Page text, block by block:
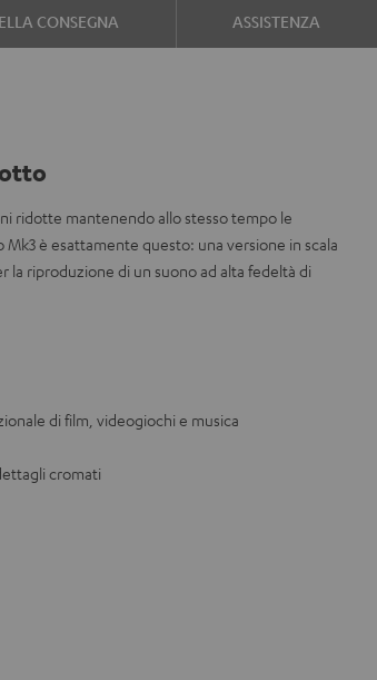
CONSEGNA ASSISTENZA
ridotte mantenendo allo stesso tempo le
è esattamente questo: una versione in scala
riproduzione di un suono ad alta fedeltà di
di film, videogiochi e musica
cromati